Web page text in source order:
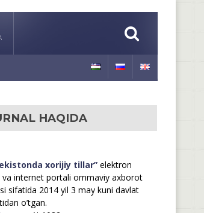
HAQIDA
xorijiy tillar”elektron
va internet portali ommaviy axborot
sifatida 2014 yil 3 may kuni davlat
o’tgan.